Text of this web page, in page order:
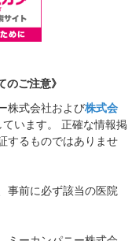
のご注意》
株式会社および株式会
います。 正確な情報掲
するものではありませ
事前に必ず該当の医院